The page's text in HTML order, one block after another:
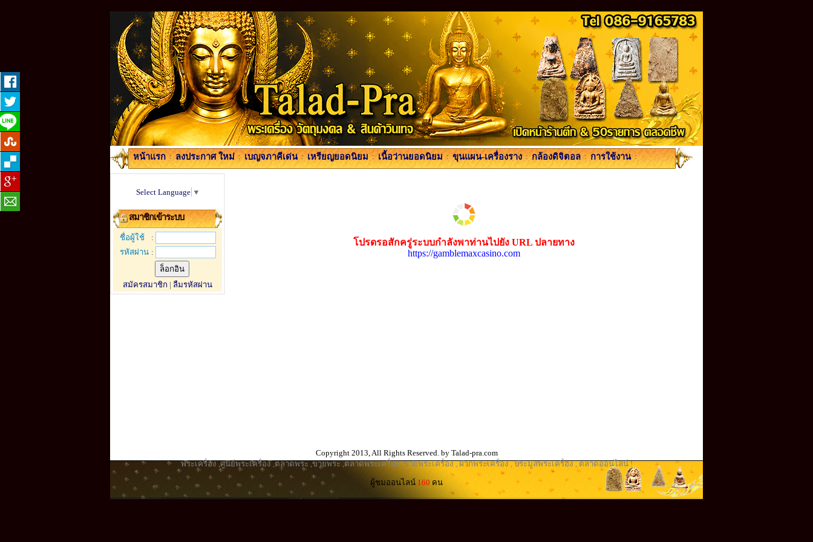
หน้าแรก : ลงประกาศ ใหม่ : เบญจภาคีเด่น : เหรียญยอดนิยม : เนื้อว่านยอดนิยม : ขุนแผน-เครื่องราง : กล้องดิจิตอล : การใช้งาน :
Select Language ▼
สมาชิกเข้าระบบ
ชื่อผู้ใช้
:
รหัสผ่าน :
สมัครสมาชิก | ลืมรหัสผ่าน
โปรดรอสักครู่ระบบกำลังพาท่านไปยัง URL ปลายทาง
https://gamblemaxcasino.com
Copyright 2013, All Rights Reserved. by Talad-pra.com
พระเครื่อง ,ศูนย์พระเครื่อง,ตลาดพระ ,ขายพระ ,ตลาดพระเครื่อง ,ขายพระเครื่อง, ฝากพระเครื่อง, ประมูลพระเครื่อง , ตลาดออนไลน์ !
ผู้ชมออนไลน์ 160 คน